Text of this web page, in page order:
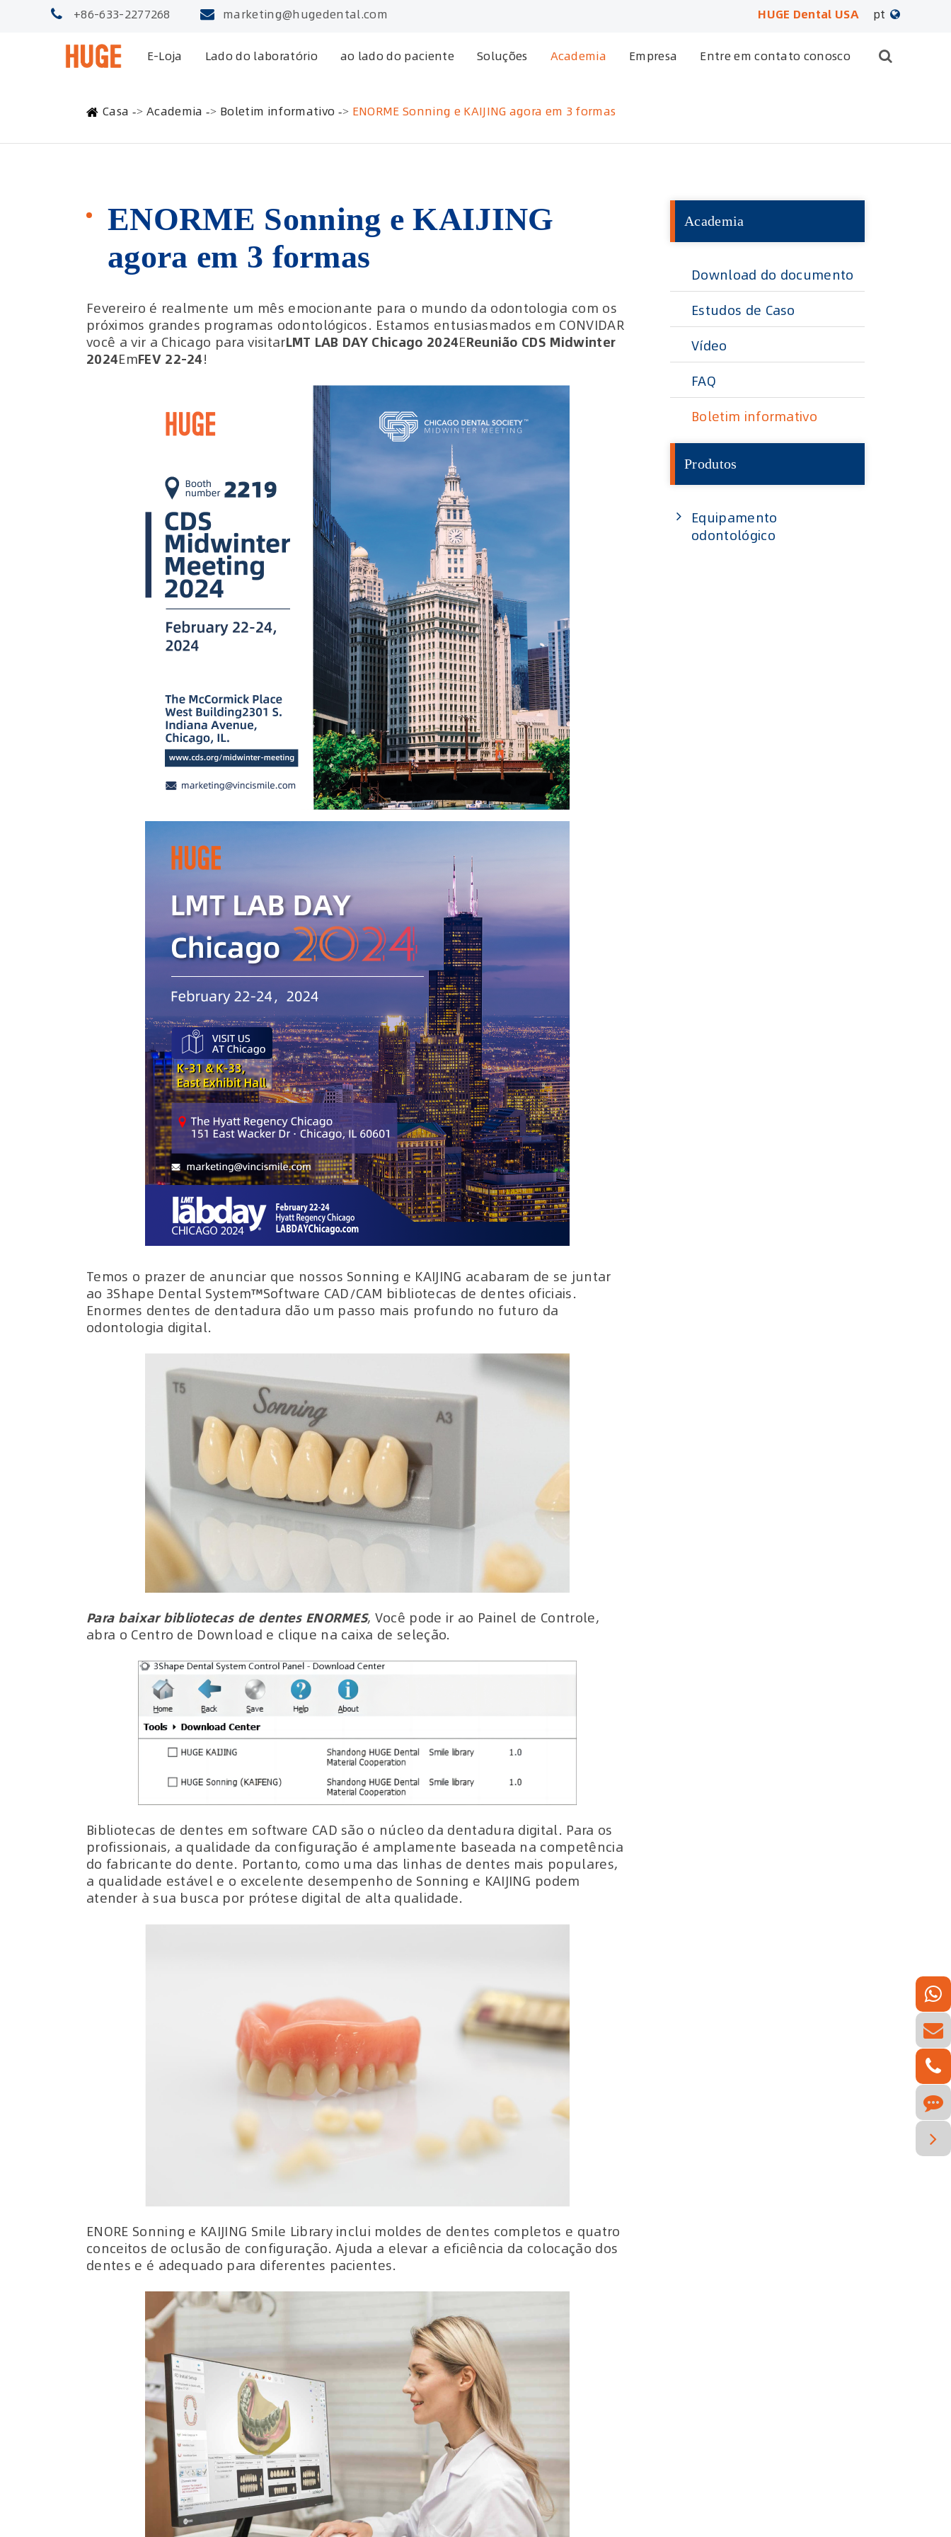
+86-633-2277268 marketing@hugedental.com HUGE Dental USA
pt
العربية
E-Loja Lado do laboratório ao lado do paciente Soluções Academia Empresa Entre em contato conosco
Casa Academia Boletim informativo ENORME Sonning e KAIJING agora em 3 formas
ENORME Sonning e KAIJING
agora em 3 formas
Fevereiro é realmente um mês emocionante para o mundo da odontologia com os
próximos grandes programas odontológicos. Estamos entusiasmados em CONVIDAR
você a vir a Chicago para visitarLMT LAB DAY Chicago 2024EReunião CDS Midwinter
2024EmFEV 22-24!
Temos o prazer de anunciar que nossos Sonning e KAIJING acabaram de se juntar
ao 3Shape Dental System™Software CAD/CAM bibliotecas de dentes oficiais.
Enormes dentes de dentadura dão um passo mais profundo no futuro da
odontologia digital.
Para baixar bibliotecas de dentes ENORMES, Você pode ir ao Painel de Controle,
abra o Centro de Download e clique na caixa de seleção.
Bibliotecas de dentes em software CAD são o núcleo da dentadura digital. Para os
profissionais, a qualidade da configuração é amplamente baseada na competência
do fabricante do dente. Portanto, como uma das linhas de dentes mais populares,
a qualidade estável e o excelente desempenho de Sonning e KAIJING podem
atender à sua busca por prótese digital de alta qualidade.
ENORE Sonning e KAIJING Smile Library inclui moldes de dentes completos e quatro
conceitos de oclusão de configuração. Ajuda a elevar a eficiência da colocação dos
dentes e é adequado para diferentes pacientes.
Academia
Download do documento
Estudos de Caso
Vídeo
FAQ
Boletim informativo
Produtos
Equipamento
odontológico